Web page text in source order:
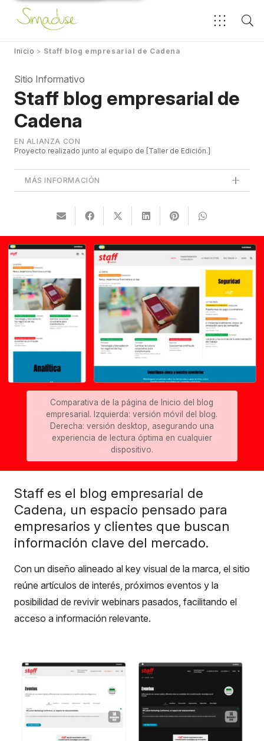
Inicio > Staff blog empresarial de Cadena
Sitio Informativo
Staff blog empresarial de
Cadena
EN ALIANZA CON
Proyecto realizado junto al equipo de Taller de Edición.
MÁS INFORMACIÓN
Comparativa de la página de Inicio del blog
empresarial. Izquierda: versión móvil del blog.
Derecha: versión desktop, asegurando una
experiencia de lectura óptima en cualquier
dispositivo.
Staff es el blog empresarial de
Cadena, un espacio pensado para
empresarios y clientes que buscan
información clave del mercado.
Con un diseño alineado al key visual de la marca, el sitio
reúne artículos de interés, próximos eventos y la
posibilidad de revivir webinars pasados, facilitando el
acceso a información relevante.